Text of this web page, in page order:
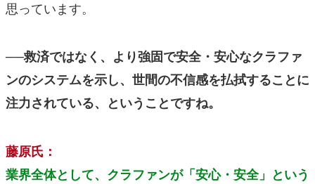
思っています。
──救済ではなく、より強固で安全・安心なクラファ
ンのシステムを示し、世間の不信感を払拭することに
注力されている、ということですね。
藤原氏：
業界全体として、クラファンが「安心・安全」という